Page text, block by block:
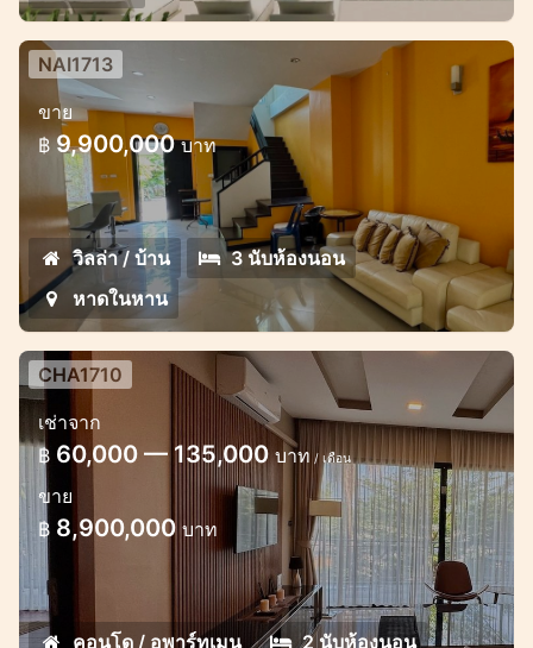
บ้าน 3 ห้องนอน ในหมู่บ้านเมดวิลเลจ
ตำบลในหาน
ขายบ้านสวยในโครงการในหาน
NAI1713
ขาย
฿ 9,900,000บาท
วิลล่า / บ้าน
3 นับห้องนอน
หาดในหาน
CHA1710
เช่าจาก
฿ 60,000 — 135,000บาท / เดือน
ขาย
฿ 8,900,000 บาท
คอนโด / อพาร์ทเมน
2 นับห้องนอน